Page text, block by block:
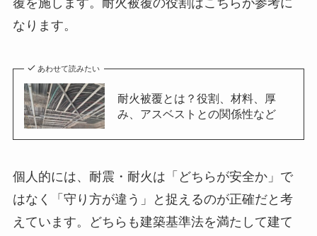
なります。
あわせて読みたい
耐火被覆とは？役割、材料、厚
み、アスベストとの関係性など
個人的には、耐震・耐火は「どちらが安全か」で
はなく「守り方が違う」と捉えるのが正確だと考
えています。どちらも建築基準法を満たして建て